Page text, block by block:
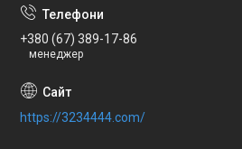
+380 (67) 389-17-86
менеджер
https://3234444.com/